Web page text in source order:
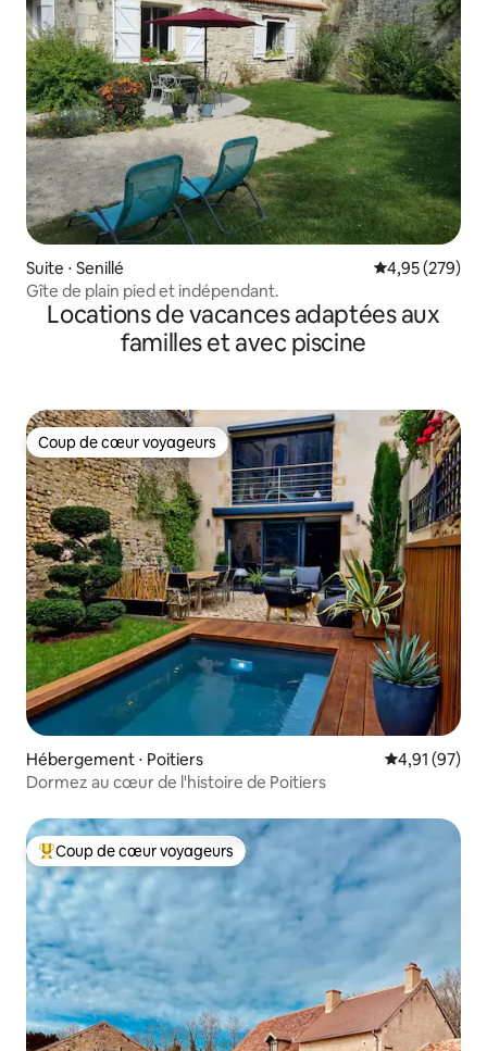
Suite ⋅ Senillé Évaluation
4,95 (279)
Gîte de plain pied et indépendant.
Locations de vacances adaptées aux
familles et avec piscine
Coup de cœur voyageurs
Coup de cœur voyageurs
Hébergement ⋅ Poitiers Évaluation
4,91 (97)
Dormez au cœur de l'histoire de Poitiers
Coups de cœur voyageurs les plus appréciés
Coup de cœur voyageurs